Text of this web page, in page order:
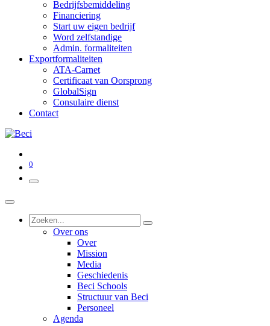
Bedrijfsbemiddeling
Financiering
Start uw eigen bedrijf
Word zelfstandige
Admin. formaliteiten
Exportformaliteiten
ATA-Carnet
Certificaat van Oorsprong
GlobalSign
Consulaire dienst
Contact
0
Over ons
Over
Mission
Media
Geschiedenis
Beci Schools
Structuur van Beci
Personeel
Agenda